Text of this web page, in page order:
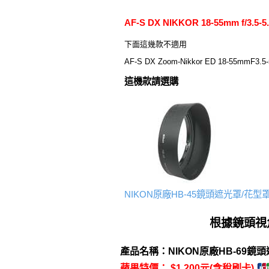
AF-S DX NIKKOR 18-55mm f/3.5-
下面這幾款不適用
AF-S DX Zoom-Nikkor ED 18-
這機款請選購
NIKON原廠HB-45鏡頭遮光罩/花型
根據鏡頭
產品名稱：NIKON原廠HB-69鏡